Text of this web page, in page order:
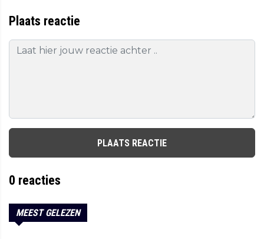
Plaats reactie
PLAATS REACTIE
0 reacties
MEEST GELEZEN